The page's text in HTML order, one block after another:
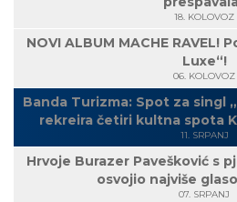
18. KOLOVOZ
NOVI ALBUM MACHE RAVEL!
Luxe“!
06. KOLOVOZ
Banda Turizma: Spot za singl
rekreira četiri kultna spota
11. SRPANJ
Hrvoje Burazer Pavešković s
osvojio najviše
07. SRPANJ